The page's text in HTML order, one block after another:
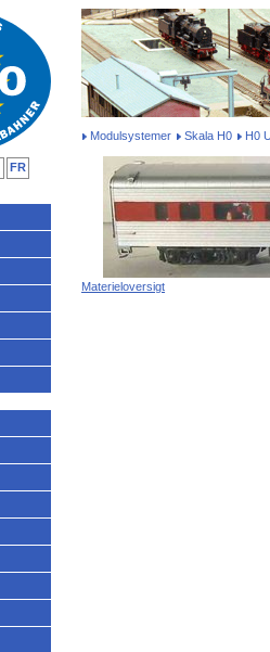
Modulsystemer Skala H0 H0
Materieloversigt
FR